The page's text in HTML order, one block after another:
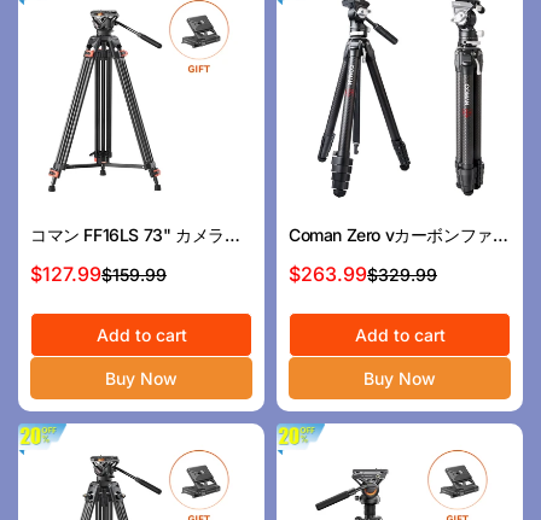
コマン FF16LS 73" カメラと
スマートフォン用油圧ヘッド
付きアルミビデオ三脚
セ
ー
ス
プ
ラ
イ
$127.99
通
常
格
$159.99
Add to cart
Buy Now
Coman Zero vカーボンファイ
バー旅行ビデオDSLRのクイッ
クリリース付き
セ
ー
ス
プ
ラ
イ
$263.99
通
常
格
$329.99
Add to cart
Buy Now